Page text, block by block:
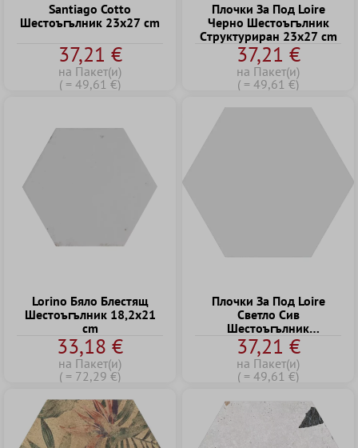
Santiago Cotto
Шестоъгълник 23x27 cm
37,21 €
на Пакет(и)
( = 49,61 €)
Плочки За Под Loire
Черно Шестоъгълник
Cтруктуриран 23x27 cm
37,21 €
на Пакет(и)
( = 49,61 €)
Lorino Бяло Блестящ
Шестоъгълник 18,2x21
cm
33,18 €
на Пакет(и)
( = 72,29 €)
Плочки За Под Loire
Cветло Cив
Шестоъгълник
Cтруктуриран 23x27 cm
37,21 €
на Пакет(и)
( = 49,61 €)